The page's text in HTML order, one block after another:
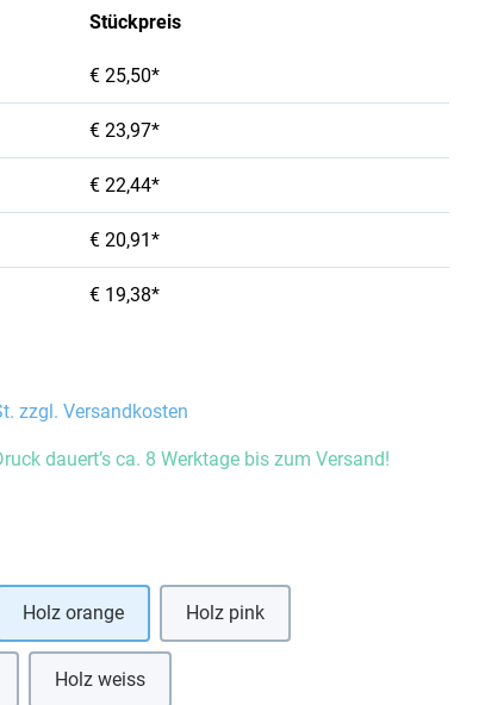
Stückpreis
€ 25,50*
€ 23,97*
€ 22,44*
€ 20,91*
€ 19,38*
zzgl. Versandkosten
dauert’s ca. 8 Werktage bis zum Versand!
Holz orange Holz pink
Holz weiss